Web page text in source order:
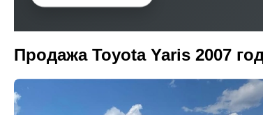
Продажа Toyota Yaris 2007